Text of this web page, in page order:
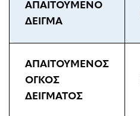
ΑΠΑΙΤΟΥΜΕΝΟ
ΔΕΙΓΜΑ
ΑΠΑΙΤΟΥΜΕΝΟΣ
ΟΓΚΟΣ
ΔΕΙΓΜΑΤΟΣ